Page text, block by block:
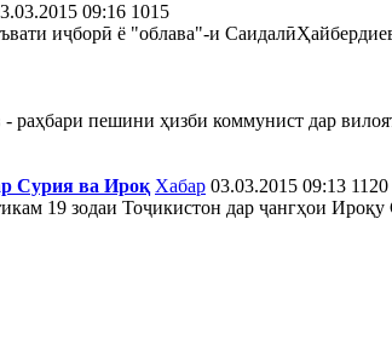
09:16 1015
иҷборӣ ё "облава"-и
пешини ҳизби коммунист дар
Сурия ва Ироқ Хабар 03.03.2015 09:13 1120
19 зодаи Тоҷикистон дар ҷангҳои